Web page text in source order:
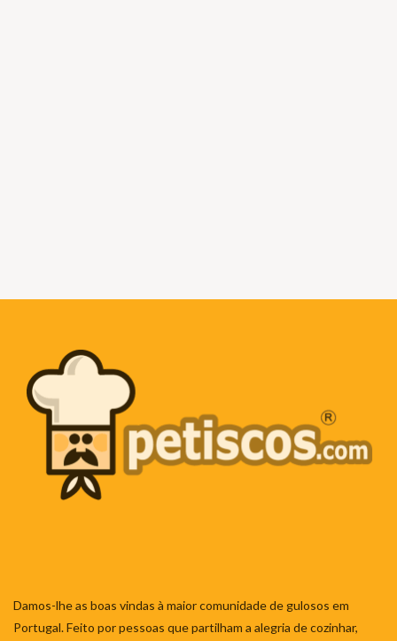
Damos-lhe as boas vindas à maior comunidade de gulosos em
Portugal. Feito por pessoas que partilham a alegria de cozinhar,